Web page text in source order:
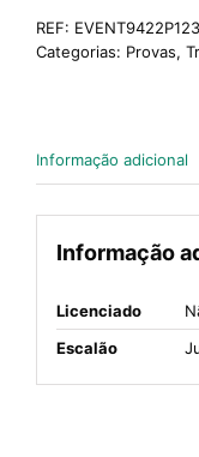
REF:
Categorias: Provas,
Informação adicional
Informação
Licenciado
Escalão